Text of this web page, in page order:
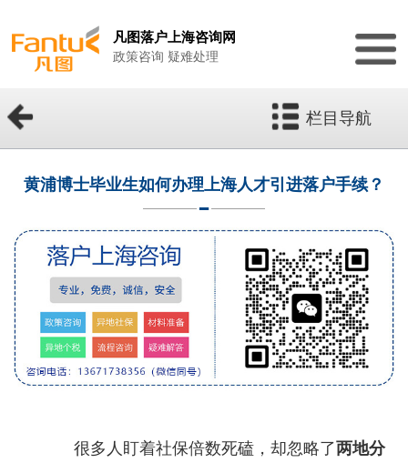
凡图落户上海咨询网
政策咨询 疑难处理
栏目导航
黄浦博士毕业生如何办理上海人才引进落户手续？
很多人盯着社保倍数死磕，却忽略了两地分